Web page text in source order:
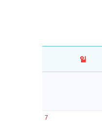
일
7